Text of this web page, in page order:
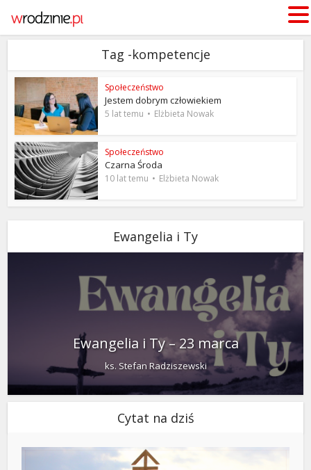
Tag -kompetencje
Społeczeństwo
Jestem dobrym człowiekiem
5 lat temu Elżbieta Nowak
Społeczeństwo
Czarna Środa
10 lat temu Elżbieta Nowak
Ewangelia i Ty
Ewangelia i Ty – 23 marca
ks. Stefan Radziszewski
Cytat na dziś